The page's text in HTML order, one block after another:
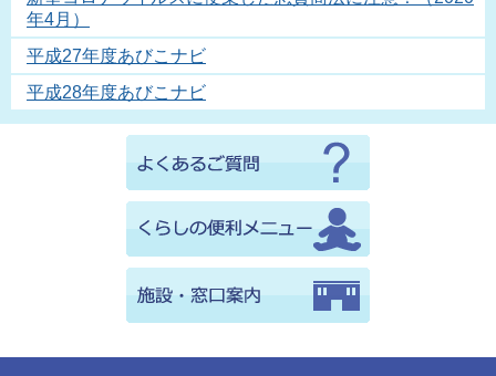
年4月）
平成27年度あびこナビ
平成28年度あびこナビ